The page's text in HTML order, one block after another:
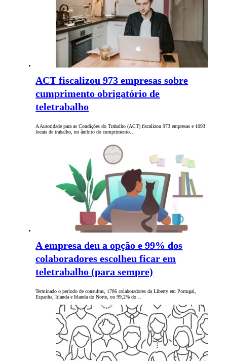
ACT fiscalizou 973 empresas sobre
cumprimento obrigatório de
teletrabalho
A Autoridade para as Condições do Trabalho (ACT) fiscalizou 973 empresas e 1093
locais de trabalho, no âmbito do cumprimento…
A empresa deu a opção e 99% dos
colaboradores escolheu ficar em
teletrabalho (para sempre)
Terminado o período de consultas, 1786 colaboradores da Liberty em Portugal,
Espanha, Irlanda e Irlanda do Norte, ou 99,2% do…